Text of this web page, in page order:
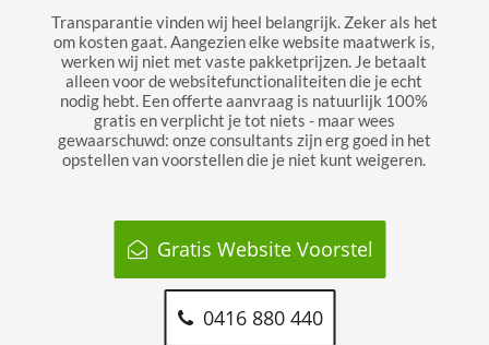
Transparantie vinden wij heel belangrijk. Zeker als het
om kosten gaat. Aangezien elke website maatwerk is,
werken wij niet met vaste pakketprijzen. Je betaalt
alleen voor de websitefunctionaliteiten die je echt
nodig hebt. Een offerte aanvraag is natuurlijk 100%
gratis en verplicht je tot niets - maar wees
gewaarschuwd: onze consultants zijn erg goed in het
opstellen van voorstellen die je niet kunt weigeren.
Gratis Website Voorstel
0416 880 440